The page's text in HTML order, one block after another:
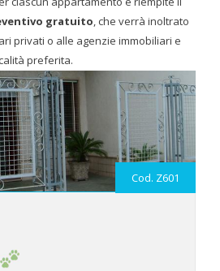
gratuito, che verrà inoltrato
privati o alle agenzie immobiliari e
preferita.
Cod. Z601